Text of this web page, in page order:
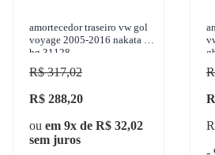
amortecedor traseiro vw gol
voyage 2005-2016 nakata -
hg 31128
R$ 317,02
R$ 288,20
ou em 9x de R$ 32,02
sem juros